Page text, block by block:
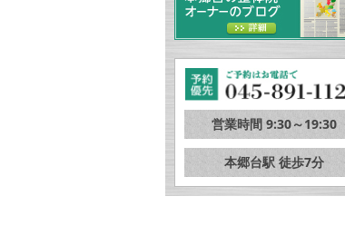
営業時間 9:30～19:30
本郷台駅 徒歩7分